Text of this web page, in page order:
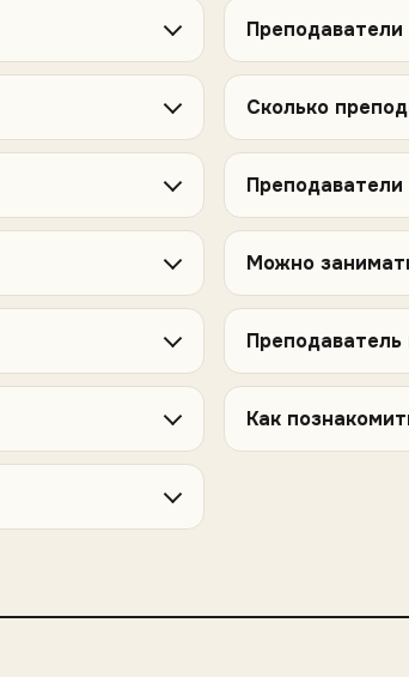
Преподаватели
Сколько
Преподаватели
Можно
Как